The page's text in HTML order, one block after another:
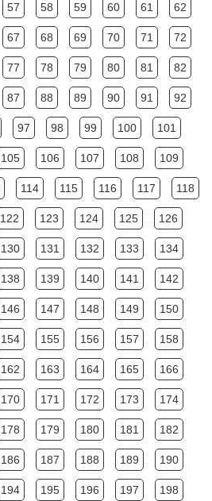
57 58 59 60 61 62
67 68 69 70 71 72
77 78 79 80 81 82
87 88 89 90 91 92
97 98 99 100 101
105 106 107 108 109
114 115 116 117 118
122 123 124 125 126
130 131 132 133 134
138 139 140 141 142
146 147 148 149 150
154 155 156 157 158
162 163 164 165 166
170 171 172 173 174
178 179 180 181 182
186 187 188 189 190
194 195 196 197 198